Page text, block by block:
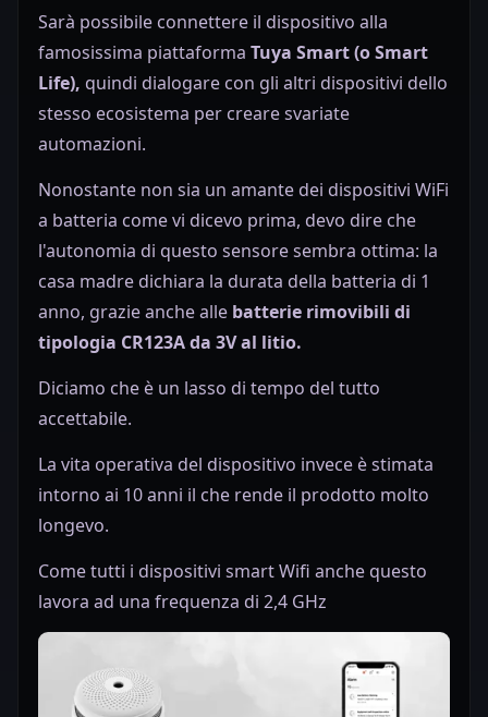
Sarà possibile connettere il dispositivo alla
famosissima piattaforma Tuya Smart (o Smart
Life), quindi dialogare con gli altri dispositivi dello
stesso ecosistema per creare svariate
automazioni.
Nonostante non sia un amante dei dispositivi WiFi
a batteria come vi dicevo prima, devo dire che
l'autonomia di questo sensore sembra ottima: la
casa madre dichiara la durata della batteria di 1
anno, grazie anche alle batterie rimovibili di
tipologia CR123A da 3V al litio.
Diciamo che è un lasso di tempo del tutto
accettabile.
La vita operativa del dispositivo invece è stimata
intorno ai 10 anni il che rende il prodotto molto
longevo.
Come tutti i dispositivi smart Wifi anche questo
lavora ad una frequenza di 2,4 GHz